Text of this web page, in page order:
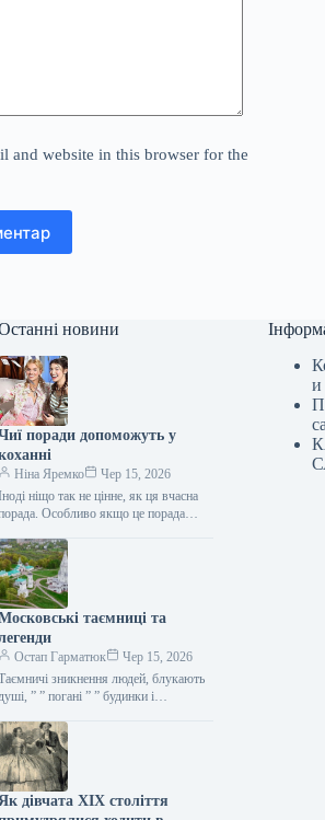
and website in this browser for the
новини
поради допоможуть у
Ніна Яремко
Чер 15, 2026
ніщо так не цінне, як ця вчасна
Особливо якщо це порада
тренера, стиліста…
таємниці та
Остап Гарматюк
Чер 15, 2026
зникнення людей, блукають
” ” погані ” ” будинки і
дівчата XIX століття
и